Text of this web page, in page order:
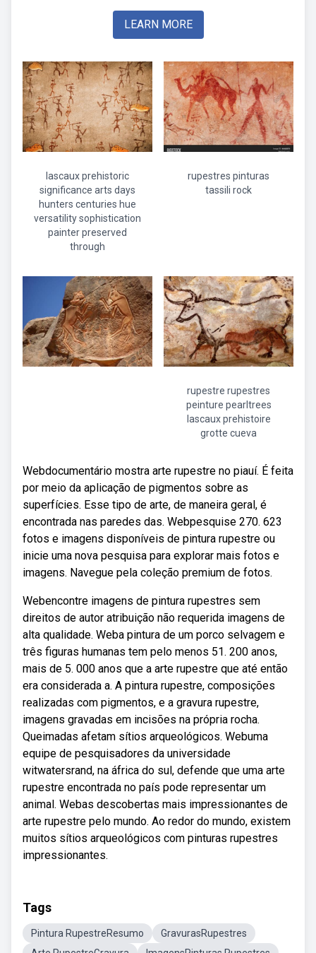
LEARN MORE
lascaux prehistoric
significance arts days
hunters centuries hue
versatility sophistication
painter preserved
through
rupestres pinturas
tassili rock
rupestre rupestres
peinture pearltrees
lascaux prehistoire
grotte cueva
Webdocumentário mostra arte rupestre no piauí. É feita
por meio da aplicação de pigmentos sobre as
superfícies. Esse tipo de arte, de maneira geral, é
encontrada nas paredes das. Webpesquise 270. 623
fotos e imagens disponíveis de pintura rupestre ou
inicie uma nova pesquisa para explorar mais fotos e
imagens. Navegue pela coleção premium de fotos.
Webencontre imagens de pintura rupestres sem
direitos de autor atribuição não requerida imagens de
alta qualidade. Weba pintura de um porco selvagem e
três figuras humanas tem pelo menos 51. 200 anos,
mais de 5. 000 anos que a arte rupestre que até então
era considerada a. A pintura rupestre, composições
realizadas com pigmentos, e a gravura rupestre,
imagens gravadas em incisões na própria rocha.
Queimadas afetam sítios arqueológicos. Webuma
equipe de pesquisadores da universidade
witwatersrand, na áfrica do sul, defende que uma arte
rupestre encontrada no país pode representar um
animal. Webas descobertas mais impressionantes de
arte rupestre pelo mundo. Ao redor do mundo, existem
muitos sítios arqueológicos com pinturas rupestres
impressionantes.
Tags
Pintura RupestreResumo
GravurasRupestres